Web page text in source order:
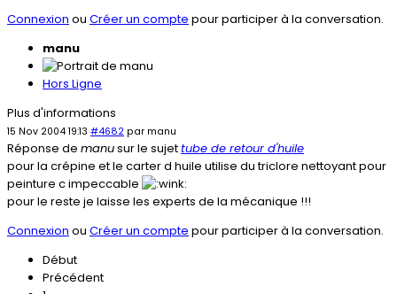
Connexion ou Créer un compte pour participer à la conversation.
manu
Hors Ligne
Plus d'informations
15 Nov 2004 19:13 #4682 par manu
Réponse de manusur le sujettube de retour d'huile
pour la crépine et le carter d huile utilise du triclore nettoyant pour
peinture c impeccable
pour le reste je laisse les experts de la mécanique !!!
Connexion ou Créer un compte pour participer à la conversation.
Début
Précédent